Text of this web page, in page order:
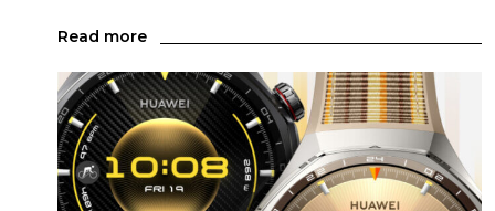
Read more